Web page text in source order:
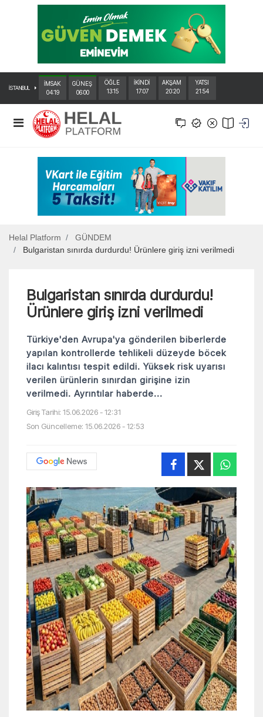
İSTANBUL
İMSAK
04:19
GÜNEŞ
06:00
ÖĞLE
13:15
İKİNDİ
17:07
AKŞAM
20:20
YATSI
21:54
Helal Platform
GÜNDEM
Bulgaristan sınırda durdurdu! Ürünlere giriş izni verilmedi
Bulgaristan sınırda durdurdu!
Ürünlere giriş izni verilmedi
Türkiye'den Avrupa'ya gönderilen biberlerde
yapılan kontrollerde tehlikeli düzeyde böcek
ilacı kalıntısı tespit edildi. Yüksek risk uyarısı
verilen ürünlerin sınırdan girişine izin
verilmedi. Ayrıntılar haberde...
Giriş Tarihi: 15.06.2026 - 12:31
Son Güncelleme: 15.06.2026 - 12:53